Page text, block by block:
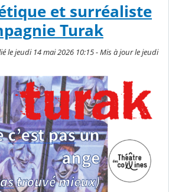
et surréaliste
Turak
le jeudi 14 mai 2026 10:15 - Mis à jour le jeudi